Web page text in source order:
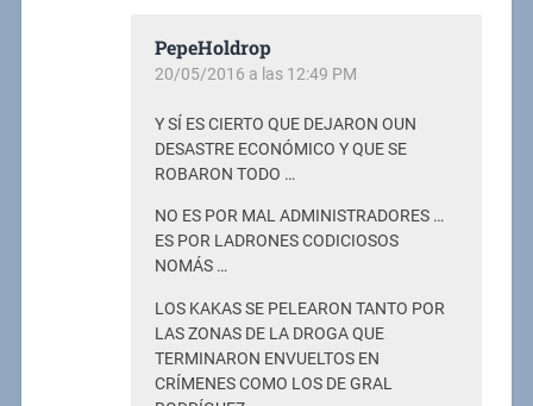
PepeHoldrop
20/05/2016 a las 12:49 PM
Y SÍ ES CIERTO QUE DEJARON OUN
DESASTRE ECONÓMICO Y QUE SE
ROBARON TODO …
NO ES POR MAL ADMINISTRADORES …
ES POR LADRONES CODICIOSOS
NOMÁS …
LOS KAKAS SE PELEARON TANTO POR
LAS ZONAS DE LA DROGA QUE
TERMINARON ENVUELTOS EN
CRÍMENES COMO LOS DE GRAL